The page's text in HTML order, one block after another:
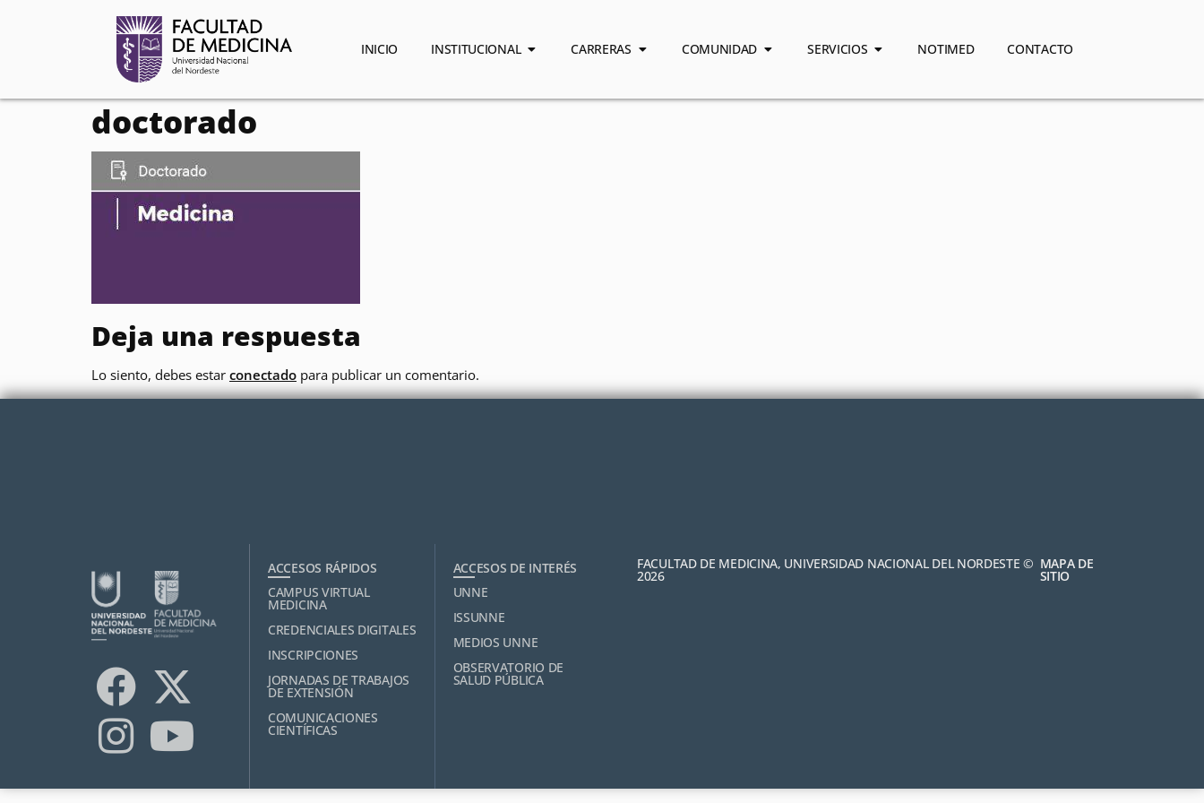
INICIO INSTITUCIONAL CARRERAS COMUNIDAD SERVICIOS NOTIMED CONTACTO
doctorado
Deja una respuesta
Lo siento, debes estar conectado para publicar un comentario.
ACCESOS RÁPIDOS
CAMPUS VIRTUAL
MEDICINA
CREDENCIALES DIGITALES
INSCRIPCIONES
JORNADAS DE TRABAJOS
DE EXTENSIÓN
COMUNICACIONES
CIENTÍFICAS
ACCESOS DE INTERÉS
UNNE
ISSUNNE
MEDIOS UNNE
OBSERVATORIO DE
SALUD PÚBLICA
FACULTAD DE MEDICINA, UNIVERSIDAD NACIONAL DEL NORDESTE ©
2026
MAPA DE
SITIO